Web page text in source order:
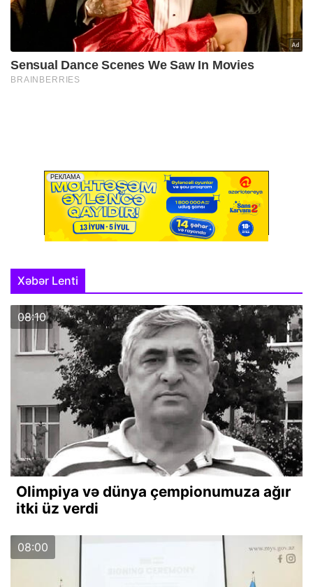
Xəbər Lenti
08:10
Olimpiya və dünya çempionumuza ağır
itki üz verdi
08:00